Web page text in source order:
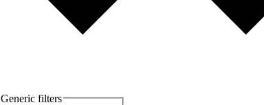
Generic filters